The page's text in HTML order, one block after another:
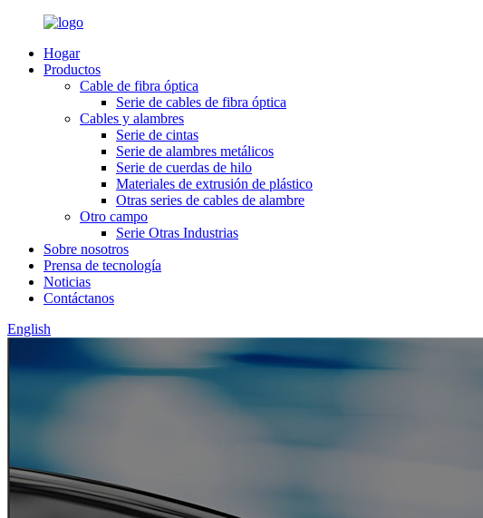
Hogar
Productos
Cable de fibra óptica
Serie de cables de fibra óptica
Cables y alambres
Serie de cintas
Serie de alambres metálicos
Serie de cuerdas de hilo
Materiales de extrusión de plástico
Otras series de cables de alambre
Otro campo
Serie Otras Industrias
Sobre nosotros
Prensa de tecnología
Noticias
Contáctanos
English